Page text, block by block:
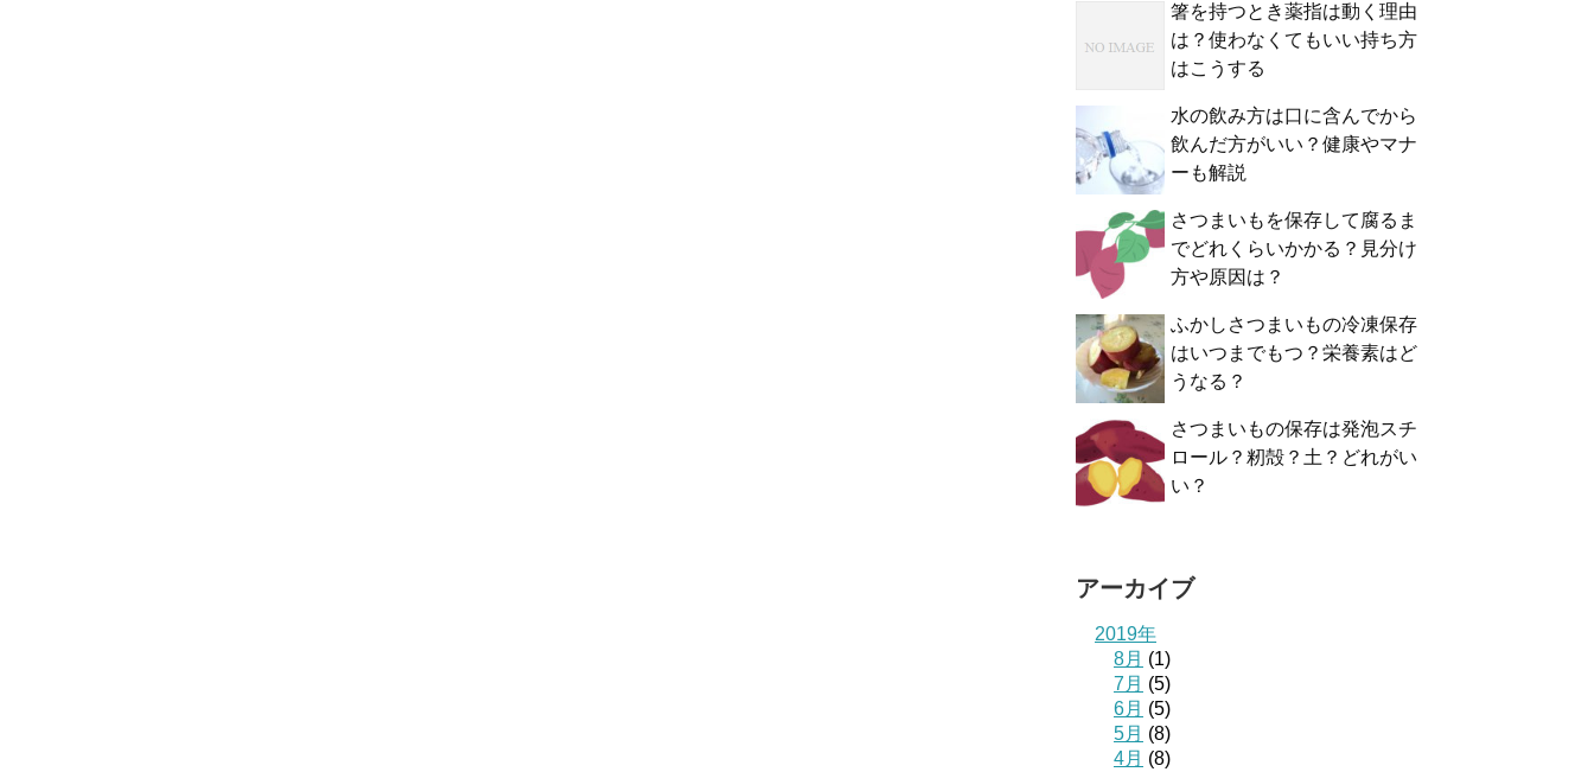
箸を持つとき薬指は動く理由
は？使わなくてもいい持ち方
はこうする
水の飲み方は口に含んでから
飲んだ方がいい？健康やマナ
ーも解説
さつまいもを保存して腐るま
でどれくらいかかる？見分け
方や原因は？
ふかしさつまいもの冷凍保存
はいつまでもつ？栄養素はど
うなる？
さつまいもの保存は発泡スチ
ロール？籾殻？土？どれがい
い？
アーカイブ
2019年
8月 (1)
7月 (5)
6月 (5)
5月 (8)
4月 (8)